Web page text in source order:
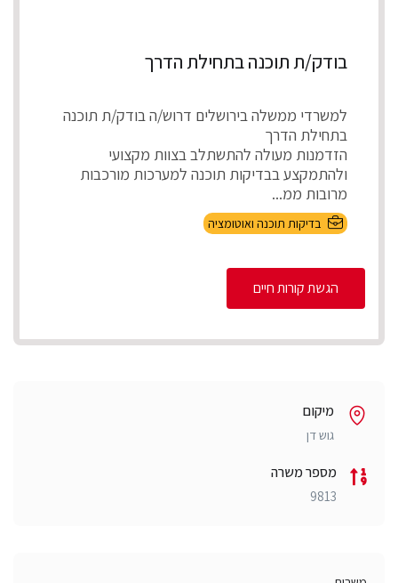
בודק/ת תוכנה בתחילת הדרך
למשרדי ממשלה בירושלים דרוש/ה בודק/ת תוכנה
בתחילת הדרך
הזדמנות מעולה להתשתלב בצוות מקצועי
ולהתמקצע בבדיקות תוכנה למערכות מורכבות
מרובות ממ...
בדיקות תוכנה ואוטומציה
הגשת קורות חיים
מיקום
גוש דן
מספר משרה
9813